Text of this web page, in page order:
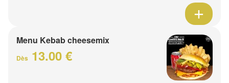
Menu Kebab cheesemix
Dès 13.00 €